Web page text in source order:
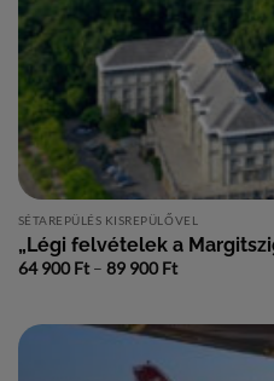
SÉTAREPÜLÉS KISREPÜLŐVEL
„Légi felvételek a
64 900Ft – 89 900FtÁrtartomány:
89
900 Ft